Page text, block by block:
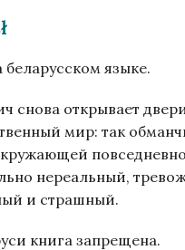
беларусском языке.
снова открывает
мир: так
нереальный,
и страшный.
книга запрещена.